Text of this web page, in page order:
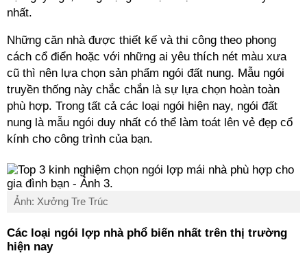
nhất.
Những căn nhà được thiết kế và thi công theo phong
cách cổ điển hoặc với những ai yêu thích nét màu xưa
cũ thì nên lựa chọn sản phẩm ngói đất nung. Mẫu ngói
truyền thống này chắc chắn là sự lựa chọn hoàn toàn
phù hợp. Trong tất cả các loại ngói hiện nay, ngói đất
nung là mẫu ngói duy nhất có thể làm toát lên vẻ đẹp cổ
kính cho công trình của bạn.
Ảnh: Xưởng Tre Trúc
Các loại ngói lợp nhà phổ biến nhất trên thị trường
hiện nay